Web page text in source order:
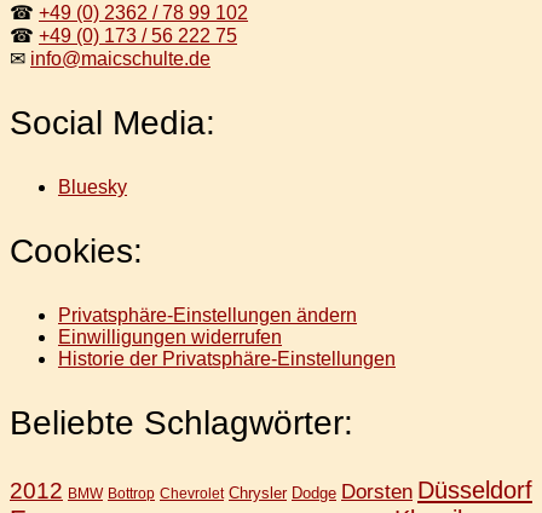
☎ +49 (0) 2362 / 78 99 102
☎ +49 (0) 173 / 56 222 75
✉ info@maicschulte.de
Social Media:
Bluesky
Cookies:
Privatsphäre-Einstellungen ändern
Einwilligungen widerrufen
Historie der Privatsphäre-Einstellungen
Beliebte Schlagwörter:
2012 BMW Bottrop Chevrolet Chrysler Dodge Dorsten Düsseldorf